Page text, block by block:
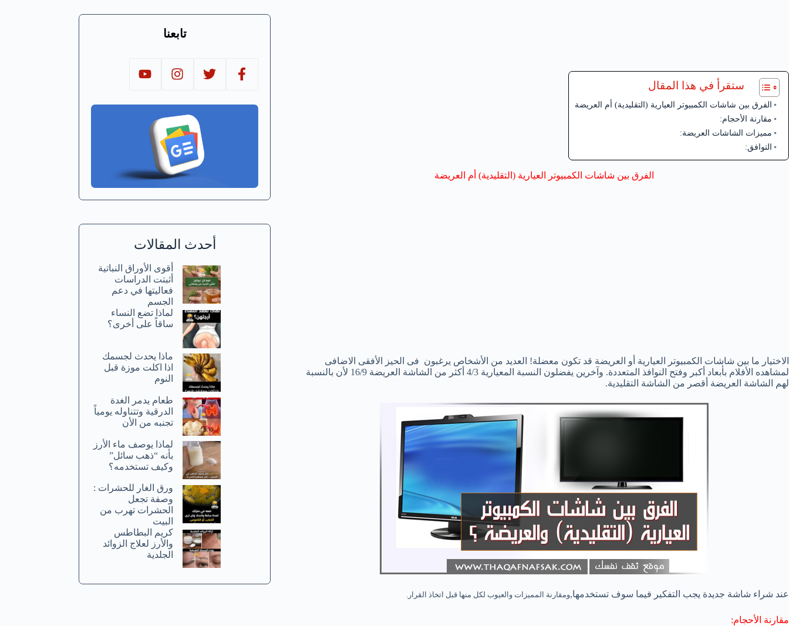
ستقرأ في هذا المقال
الفرق بين شاشات الكمبيوتر العيارية (التقليدية) أم العريضة
مقارنة الأحجام:
مميزات الشاشات العريضة:
التوافق:
الفرق بين شاشات الكمبيوتر العيارية (التقليدية) أم العريضة
الاختيار ما بين شاشات الكمبيوتر العيارية أو العريضة قد تكون معضلة! العديد من الأشخاص يرغبون فى الحيز الأفقى الاضافى
لمشاهده الأفلام بأبعاد أكبر وفتح النوافذ المتعددة. وآخرين يفضلون النسبة المعيارية 4/3 أكثر من الشاشة العريضة 16/9 لأن بالنسبة
لهم الشاشة العريضة أقصر من الشاشة التقليدية.
عند شراء شاشة جديدة يجب التفكير فيما سوف تستخدمها,ومقارنة المميزات والعيوب لكل منها قبل اتخاذ القرار.
مقارنة الأحجام:
تابعنا
أحدث المقالات
أقوى الأوراق النباتية
أثبتت الدراسات
فعاليتها في دعم
الجسم
لماذا تضع النساء
ساقاً على أخرى؟
ماذا يحدث لجسمك
اذا اكلت موزة قبل
النوم
طعام يدمر الغدة
الدرقية وتتناوله يومياً
تجنبه من الأن
لماذا يوصف ماء الأرز
بأنه “ذهب سائل”
وكيف تستخدمه؟
ورق الغار للحشرات :
وصفة تجعل
الحشرات تهرب من
البيت
كريم البطاطس
والأرز لعلاج الزوائد
الجلدية